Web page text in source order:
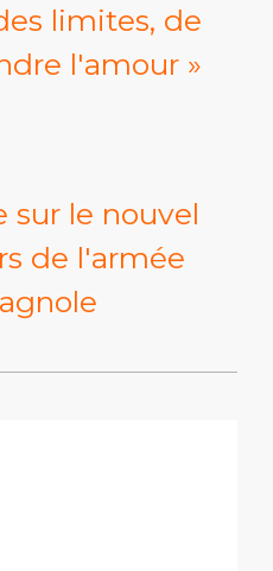
limites, de
l'amour »
sur le nouvel
de l'armée